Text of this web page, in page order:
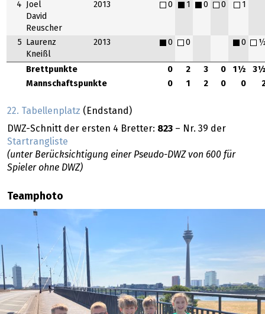
Brettpunkte 0 2 3 0 1½
Mannschaftspunkte
0 1 2 0 0
4
Joel
David
Reuscher
2013 0 1 0 0 1
5
Laurenz
Kneißl
2013 0 0 0
22. Tabellenplatz (Endstand)
DWZ-Schnitt der ersten 4 Bretter: 823 – Nr. 39 der
Startrangliste
(unter Berücksichtigung einer Pseudo-DWZ von 600 für
Spieler ohne DWZ)
Teamphoto